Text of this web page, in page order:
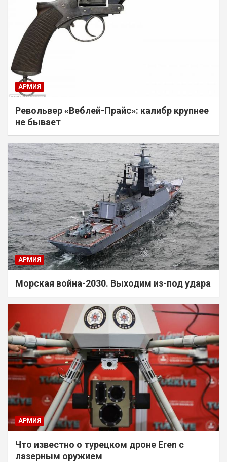
АРМИЯ
Револьвер «Веблей-Прайс»: калибр крупнее
не бывает
АРМИЯ
Морская война-2030. Выходим из-под удара
АРМИЯ
Что известно о турецком дроне Eren с
лазерным оружием